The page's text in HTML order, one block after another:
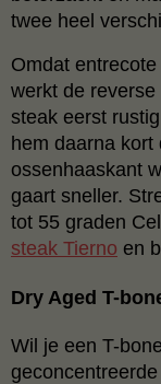
twee heel
Omdat
werkt de
steak eerst
hem daarna kort
ossenhaaskant
gaart sneller.
tot 55 graden
steak Tierno en
Dry Aged T-
Wil je een T-